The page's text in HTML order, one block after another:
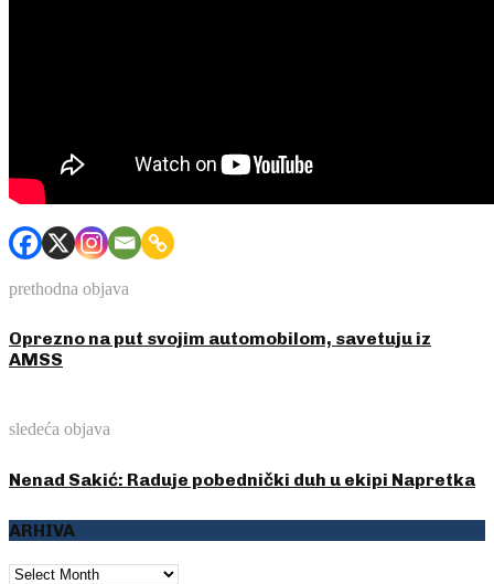
prethodna objava
Oprezno na put svojim automobilom, savetuju iz
AMSS
sledeća objava
Nenad Sakić: Raduje pobednički duh u ekipi Napretka
ARHIVA
ARHIVA